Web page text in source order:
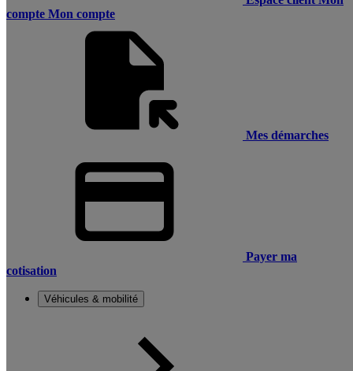
compte Mon compte
Mes démarches
Payer ma
cotisation
Véhicules & mobilité